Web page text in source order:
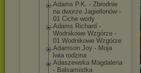
Adams P.K. - Zbrodnie
na dworze Jagiellonów -
01 Ciche wody
Adams Richard -
Wodnikowe Wzgórze -
01 Wodnikowe Wzgórze
Adamson Joy - Moja
lwia rodzina
Adaszewska Magdalena
- Balsamistka